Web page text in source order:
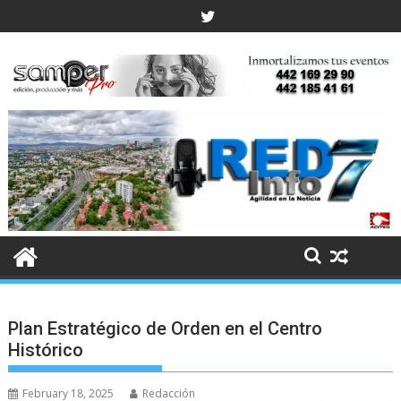
to
Plan Estratégico de Orden en el Centro
Histórico
February 18, 2025 Redacción